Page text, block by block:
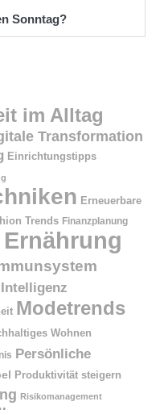
Sonntag?
im Alltag
Transformation
Einrichtungstipps
Erneuerbare
Trends Finanzplanung
Modetrends
Wohnen
Persönliche
Produktivität steigern
Risikomanagement